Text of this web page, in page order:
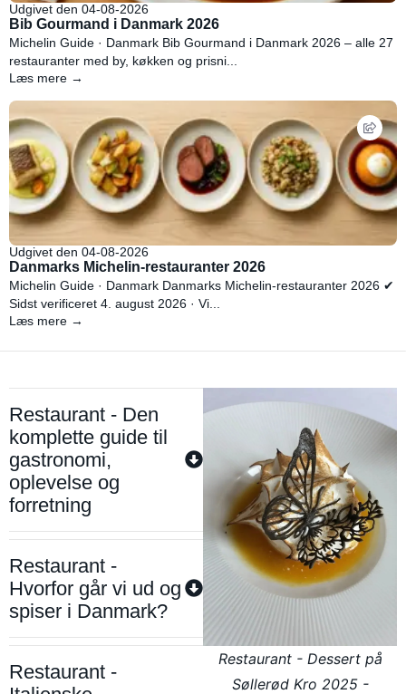
Udgivet den 04-08-2026
Bib Gourmand i Danmark 2026
Michelin Guide · Danmark Bib Gourmand i Danmark 2026 – alle 27
restauranter med by, køkken og prisni...
Læs mere →
Udgivet den 04-08-2026
Danmarks Michelin-restauranter 2026
Michelin Guide · Danmark Danmarks Michelin-restauranter 2026 ✔
Sidst verificeret 4. august 2026 · Vi...
Læs mere →
Restaurant - Den
komplette guide til
gastronomi,
oplevelse og
forretning
Restaurant -
Hvorfor går vi ud og
spiser i Danmark?
Restaurant -
Restaurant - Dessert på
Søllerød Kro 2025 -